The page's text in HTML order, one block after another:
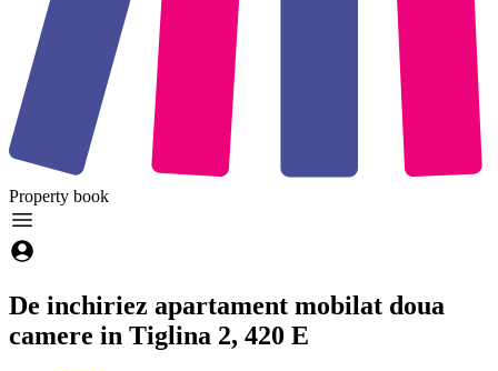
Property book
De inchiriez apartament mobilat doua
camere in Tiglina 2, 420 E